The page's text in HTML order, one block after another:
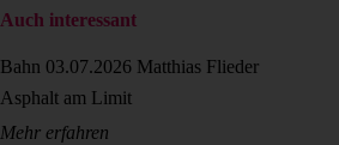
Auch interessant
Bahn 03.07.2026 Matthias Flieder
Asphalt am Limit
Mehr erfahren